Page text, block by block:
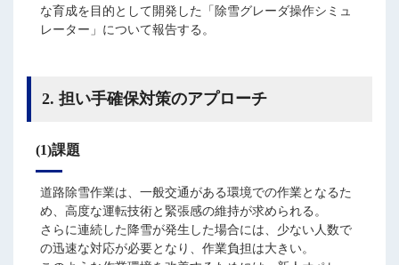
な育成を目的として開発した「除雪グレーダ操作シミュ
レーター」について報告する。
2. 担い手確保対策のアプローチ
(1)課題
道路除雪作業は、一般交通がある環境での作業となるた
め、高度な運転技術と緊張感の維持が求められる。
さらに連続した降雪が発生した場合には、少ない人数で
の迅速な対応が必要となり、作業負担は大きい。